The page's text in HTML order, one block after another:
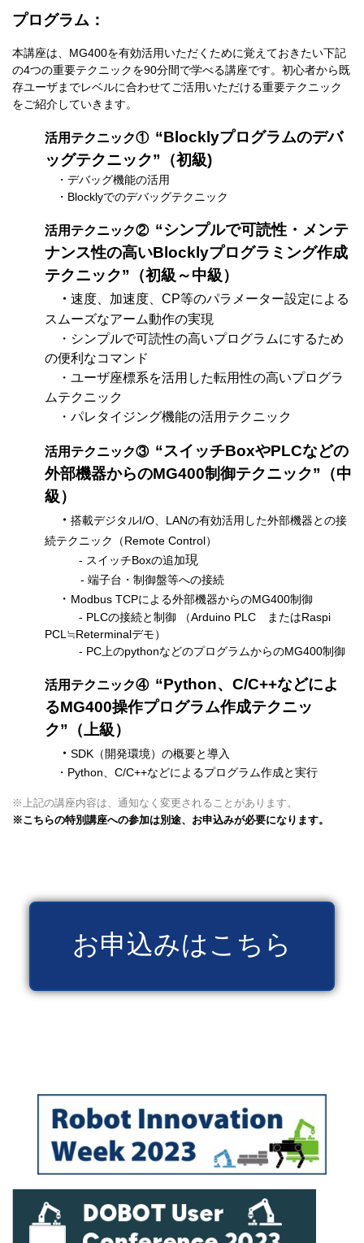
プログラム：
本講座は、MG400を有効活用いただくために覚えておきたい下記
の4つの重要テクニックを90分間で学べる講座です。 初心者から既
存ユーザまでレベルに合わせてご活用いただける重要テクニック
をご紹介していきます。
活用テクニック① “Blocklyプログラムのデバ
ッグテクニック”（初級)
・デバッグ機能の活用
・Blocklyでのデバッグテクニック
活用テクニック② “シンプルで可読性・メンテ
ナンス性の高いBlocklyプログラミング作成
テクニック”（初級～中級）
・ 速度、加速度、CP等のパラメーター設定による
スムーズなアーム動作の実現
・シンプルで可読性の高いプログラムにするため
の便利なコマンド
・ユーザ座標系を活用した転用性の高いプログラ
ムテクニック
・パレタイジング機能の活用テクニック
活用テクニック③ “スイッチBoxやPLCなどの
外部機器からのMG400制御テクニック”（中
級）
・ 搭載デジタルI/O、LANの有効活用した外部機器との接
続テクニック（Remote Control）
- スイッチBoxの追加現
- 端子台・制御盤等への接続
・ Modbus TCPによる外部機器からのMG400制御
- PLCの接続と制御 （Arduino PLC またはRaspi
PCL≒Reterminalデモ）
- PC上のpythonなどのプログラムからのMG400制御
活用テクニック④ “Python、C/C++などによ
るMG400操作プログラム作成テクニッ
ク”（上級）
・ SDK（開発環境）の概要と導入
・Python、C/C++などによるプログラム作成と実行
※上記の講座内容は、通知なく変更されることがあります。
※こちらの特別講座への参加は別途、お申込みが必要になります。
お申込みはこちら